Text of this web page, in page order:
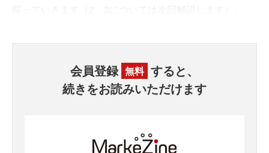
会員登録 無料 すると、
続きをお読みいただけます